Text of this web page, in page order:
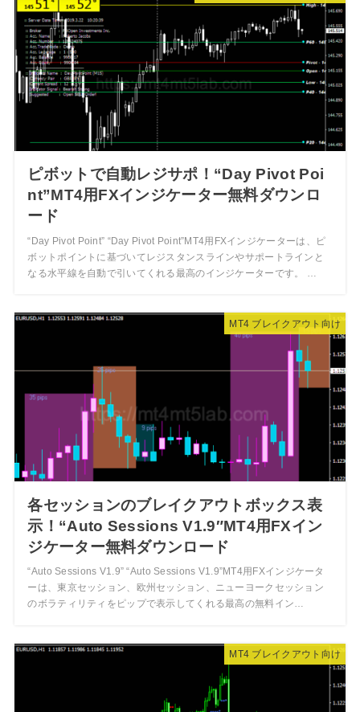
ピボットで自動レジサポ！“Day Pivot Poi
nt”MT4用FXインジケーター無料ダウンロ
ード
“Day Pivot Point” “Day Pivot Point”MT4用FXインジケーターは、ピ
ボットポイントに基づいてレジスタンスラインやサポートラインと
なる水平線を自動で引いてくれる最高のインジケーターです。 …
MT4 ブレイクアウト向け
各セッションのブレイクアウトボックス表
示！“Auto Sessions V1.9″MT4用FXイン
ジケーター無料ダウンロード
“Auto Sessions V1.9” “Auto Sessions V1.9”MT4用FXインジケータ
ーは、東京セッション、欧州セッション、ニューヨークセッション
のボラティリティをピップで表示してくれる最高の無料イン…
MT4 ブレイクアウト向け